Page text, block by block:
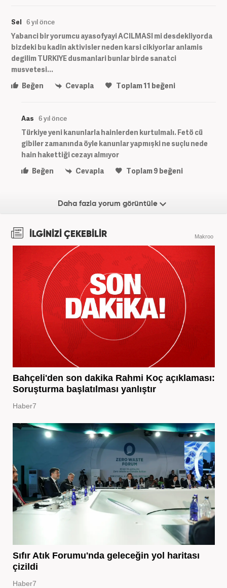
Sel 6 yıl önce
Yabanci bir yorumcu ayasofyayi ACILMASI mi desdekliyorda
bizdeki bu kadin aktivisler neden karsi cikiyorlar anlamis
degilim TURKIYE dusmanlari bunlar birde sanatci
musvetesi...
Beğen
Cevapla Toplam11 beğeni
Aas 6 yıl önce
Türkiye yeni kanunlarla hainlerden kurtulmalı. Fetö cü
gibiler zamanında öyle kanunlar yapmışki ne suçlu nede
hain hakettiği cezayı almıyor
Beğen
Cevapla Toplam9 beğeni
Daha fazla yorum görüntüle
İLGİNİZİ ÇEKEBİLİR Makroo
Bahçeli'den son dakika Rahmi Koç açıklaması:
Soruşturma başlatılması yanlıştır
Haber7
Sıfır Atık Forumu'nda geleceğin yol haritası
çizildi
Haber7